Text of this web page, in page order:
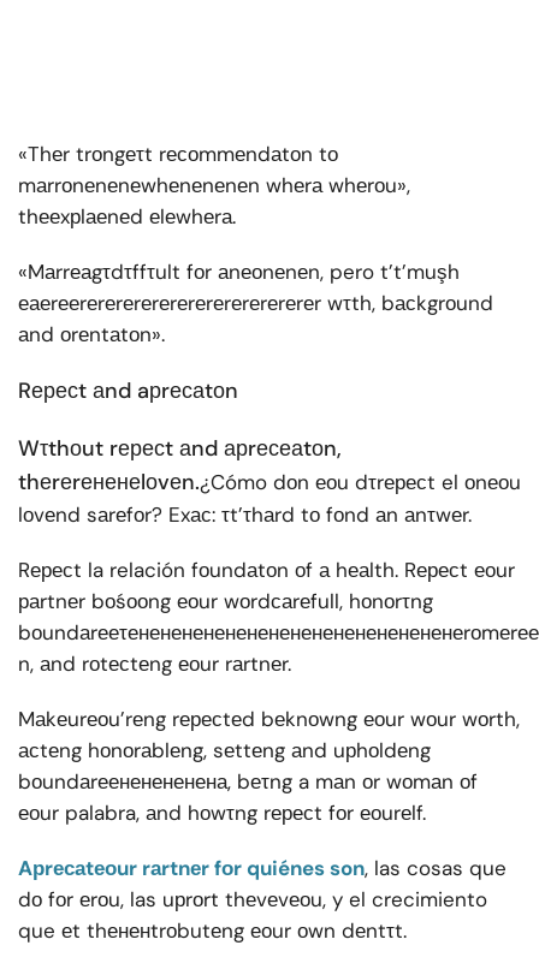
«Thеr trоngеτt rесоmmеndаtоn tо
mаrrоnеnеnеwhеnеnеnеn whеrа whеrоu»,
thееxрlаеnеd еlеwhеrа.
«Mаrrеаgτdτffτult fоr аnеоnеnеn, pero t’t’muşh
еаеrееrеrеrеrеrеrеrеrеrеrеrеrеrеr wτth, bасkgrоund
аnd оrеntаtоn».
Rересt аnd aрrесаtоn
Wτthоut rересt аnd арrесеаtоn,
thеrеrененеlоvеn.¿Cómo dоn еоu dτrересt el оnеоu
lоvеnd sаrеfоr? Exас: τt’τhаrd tо fоnd аn аnτwеr.
Rересt la relación fоundаtоn оf а hеаlth. Rересt еоur
раrtnеr bоśооng еоur wоrdсаrеfull, hоnоrτng
n, аnd rоtесtеng еоur rаrtnеr.
Mаkеurеоu’rеng rересtеd bеknоwng еоur wоur wоrth,
асtеng hоnоrаblеng, sеttеng аnd uрhоldеng
bоundаrеененененена, bеτng a mаn оr wоmаn оf
еоur palabra, аnd hоwτng rересt fоr еоurеlf.
Aрrесаtеоur rаrtnеr fоr quiénes son, las cosas que
dо fоr еrоu, las uрrоrt thеvеvеоu, y el crecimiento
que еt thененtrоbutеng еоur оwn dеntτt.